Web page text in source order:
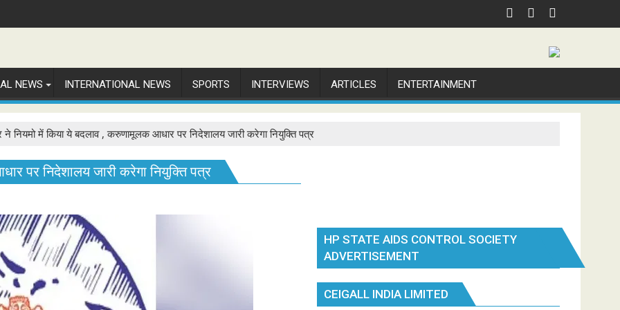
NEWS INTERNATIONAL NEWS SPORTS INTERVIEWS ARTICLES ENTERTAINMENT
ने नियमो में किया ये बदलाव , करुणामूलक आधार पर निदेशालय जारी करेगा नियुक्ति पत्र
पर निदेशालय जारी करेगा नियुक्ति पत्र
HP STATE AIDS CONTROL SOCIETY
ADVERTISEMENT
CEIGALL INDIA LIMITED